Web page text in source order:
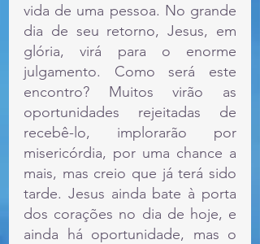
vida de uma pessoa. No grande
dia de seu retorno, Jesus, em
glória, virá para o enorme
julgamento. Como será este
encontro? Muitos virão as
oportunidades rejeitadas de
recebê-lo, implorarão por
misericórdia, por uma chance a
mais, mas creio que já terá sido
tarde. Jesus ainda bate à porta
dos corações no dia de hoje, e
ainda há oportunidade, mas o